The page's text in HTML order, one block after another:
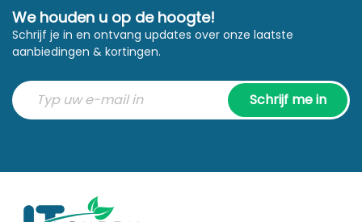
We houden u op de hoogte!
Schrijf je in en ontvang updates over onze laatste
aanbiedingen & kortingen.
Schrijf me in